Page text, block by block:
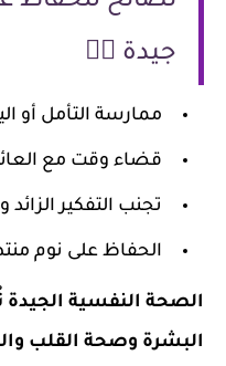
جيدة 💆‍♀️
ممارسة التأمل أو
قضاء وقت مع
تجنب التفكير الزائد
الحفاظ على نوم
الصحة النفسية الجيدة
البشرة وصحة القلب